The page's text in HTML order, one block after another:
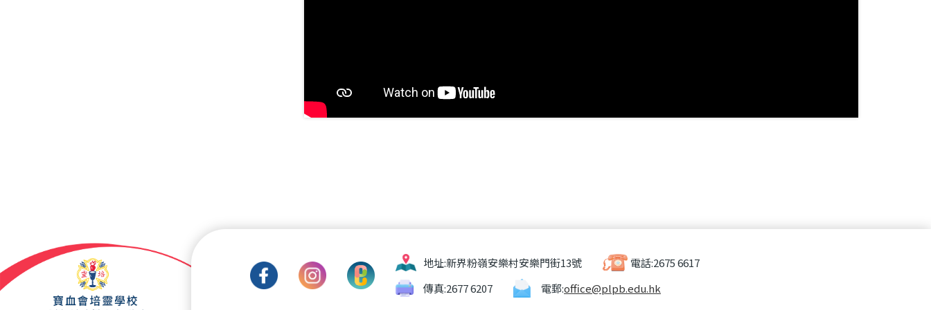
地址:新界粉嶺安樂村安樂門街13號 電話:2675 6617
傳真:2677 6207 電郵:office@plpb.edu.hk